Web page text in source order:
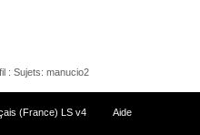
: Sujets: manucio2
(France) LS v4 Aide